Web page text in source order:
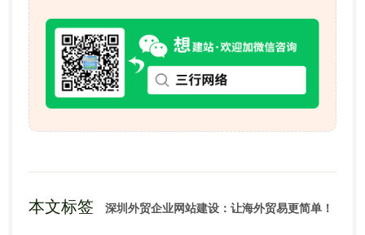
本文标签 深圳外贸企业网站建设：让海外贸易更简单！